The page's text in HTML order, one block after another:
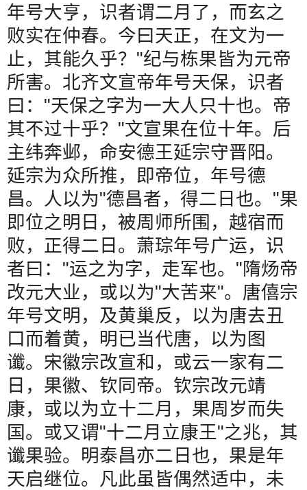
年号大亨，识者谓二月了，而玄之
败实在仲春。今曰天正，在文为一
止，其能久乎？ "纪与栋果皆为元帝
所害。北齐文宣帝年号天保，识者
曰： "天保之字为一大人只十也。帝
其不过十乎？ "文宣果在位十年。后
主纬奔邺，命安德王延宗守晋阳。
延宗为众所推，即帝位，年号德
昌。人以为"德昌者，得二日也。 "果
即位之明日，被周师所围，越宿而
败，正得二日。萧琮年号广运，识
者曰： "运之为字，走军也。 "隋炀帝
改元大业，或以为"大苦来"。唐僖宗
年号文明，及黄巢反，以为唐去丑
口而着黄，明已当代唐，以为图
谶。宋徽宗改宣和，或云一家有二
日，果徽、钦同帝。钦宗改元靖
康，或以为立十二月，果周岁而失
国。或又谓"十二月立康王"之兆，其
谶果验。明泰昌亦二日也，果是年
天启继位。凡此虽皆偶然适中，未